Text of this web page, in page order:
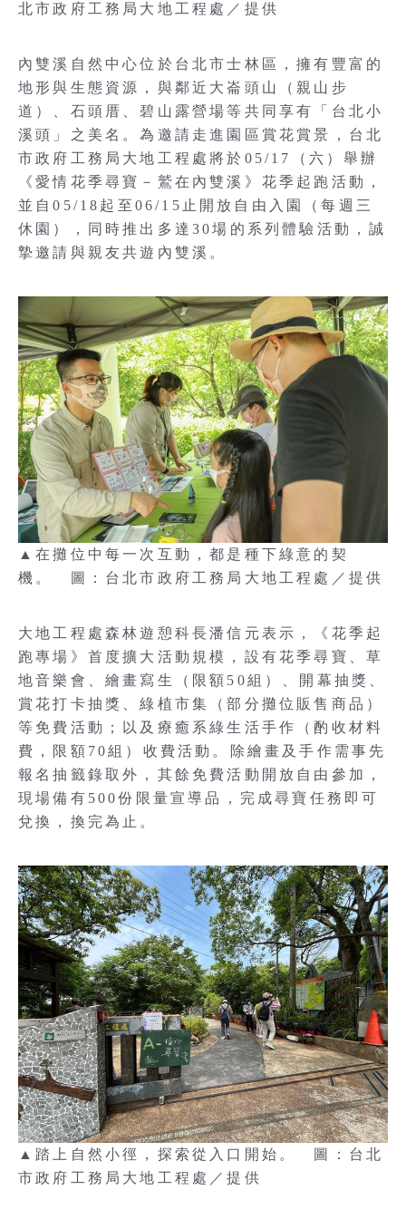
北市政府工務局大地工程處／提供
內雙溪自然中心位於台北市士林區，擁有豐富的
地形與生態資源，與鄰近大崙頭山（親山步
道）、石頭厝、碧山露營場等共同享有「台北小
溪頭」之美名。為邀請走進園區賞花賞景，台北
市政府工務局大地工程處將於05/17（六）舉辦
《愛情花季尋寶－鷲在內雙溪》花季起跑活動，
並自05/18起至06/15止開放自由入園（每週三
休園），同時推出多達30場的系列體驗活動，誠
摯邀請與親友共遊內雙溪。
▲在攤位中每一次互動，都是種下綠意的契
機。 圖：台北市政府工務局大地工程處／提供
大地工程處森林遊憩科長潘信元表示，《花季起
跑專場》首度擴大活動規模，設有花季尋寶、草
地音樂會、繪畫寫生（限額50組）、開幕抽獎、
賞花打卡抽獎、綠植市集（部分攤位販售商品）
等免費活動；以及療癒系綠生活手作（酌收材料
費，限額70組）收費活動。除繪畫及手作需事先
報名抽籤錄取外，其餘免費活動開放自由參加，
現場備有500份限量宣導品，完成尋寶任務即可
兌換，換完為止。
▲踏上自然小徑，探索從入口開始。 圖：台北
市政府工務局大地工程處／提供